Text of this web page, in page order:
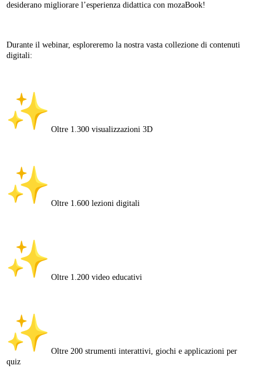
desiderano migliorare l’esperienza didattica con mozaBook!
Durante il webinar, esploreremo la nostra vasta collezione di contenuti
digitali:
Oltre 1.300 visualizzazioni 3D
Oltre 1.600 lezioni digitali
Oltre 1.200 video educativi
Oltre 200 strumenti interattivi, giochi e applicazioni per
quiz